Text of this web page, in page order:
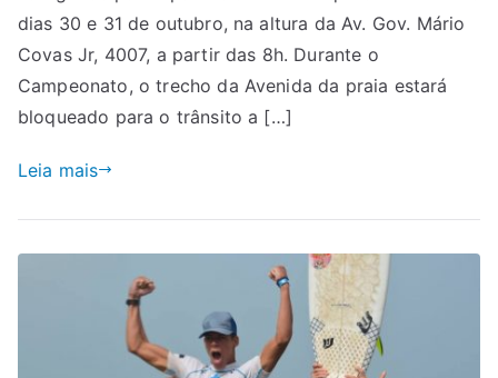
dias 30 e 31 de outubro, na altura da Av. Gov. Mário
Covas Jr, 4007, a partir das 8h. Durante o
Campeonato, o trecho da Avenida da praia estará
bloqueado para o trânsito a […]
Leia mais